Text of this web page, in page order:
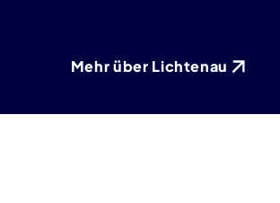
Mehr über Lichtenau